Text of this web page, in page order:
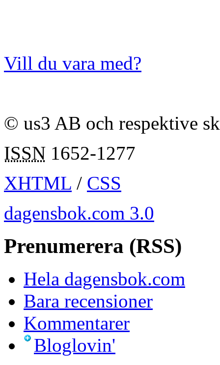
Vill du vara med?
© us3 AB och respektive
ISSN 1652-1277
XHTML / CSS
dagensbok.com 3.0
Prenumerera (RSS)
Hela dagensbok.com
Bara recensioner
Kommentarer
Bloglovin'